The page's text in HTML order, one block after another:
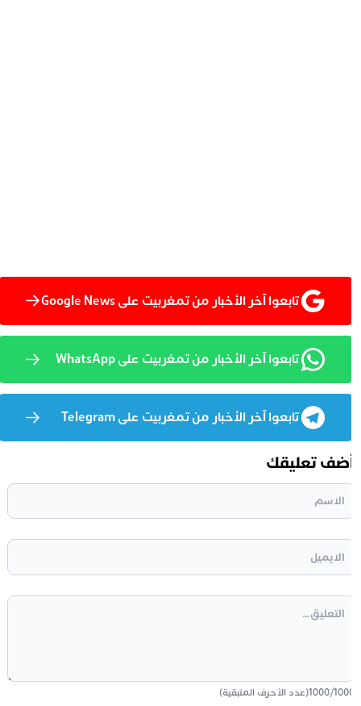
تابعوا آخر الأخبار من تمغربيت على Google News
تابعوا آخر الأخبار من تمغربيت على WhatsApp
تابعوا آخر الأخبار من تمغربيت على Telegram
تعليقك
/
1000(عدد الأحرف المتبقية)